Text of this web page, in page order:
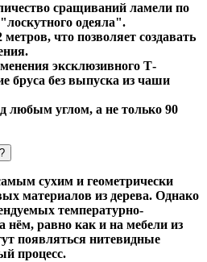
сращиваний ламели по
одеяла".
что позволяет создавать
эксклюзивного Т-
бруса без выпуска из чаши
любым углом, а не только 90
сухим и геометрически
материалов из дерева. Однако
температурно-
равно как и на мебели из
появляться нитевидные
процесс.